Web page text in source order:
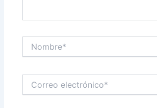
electrónico*